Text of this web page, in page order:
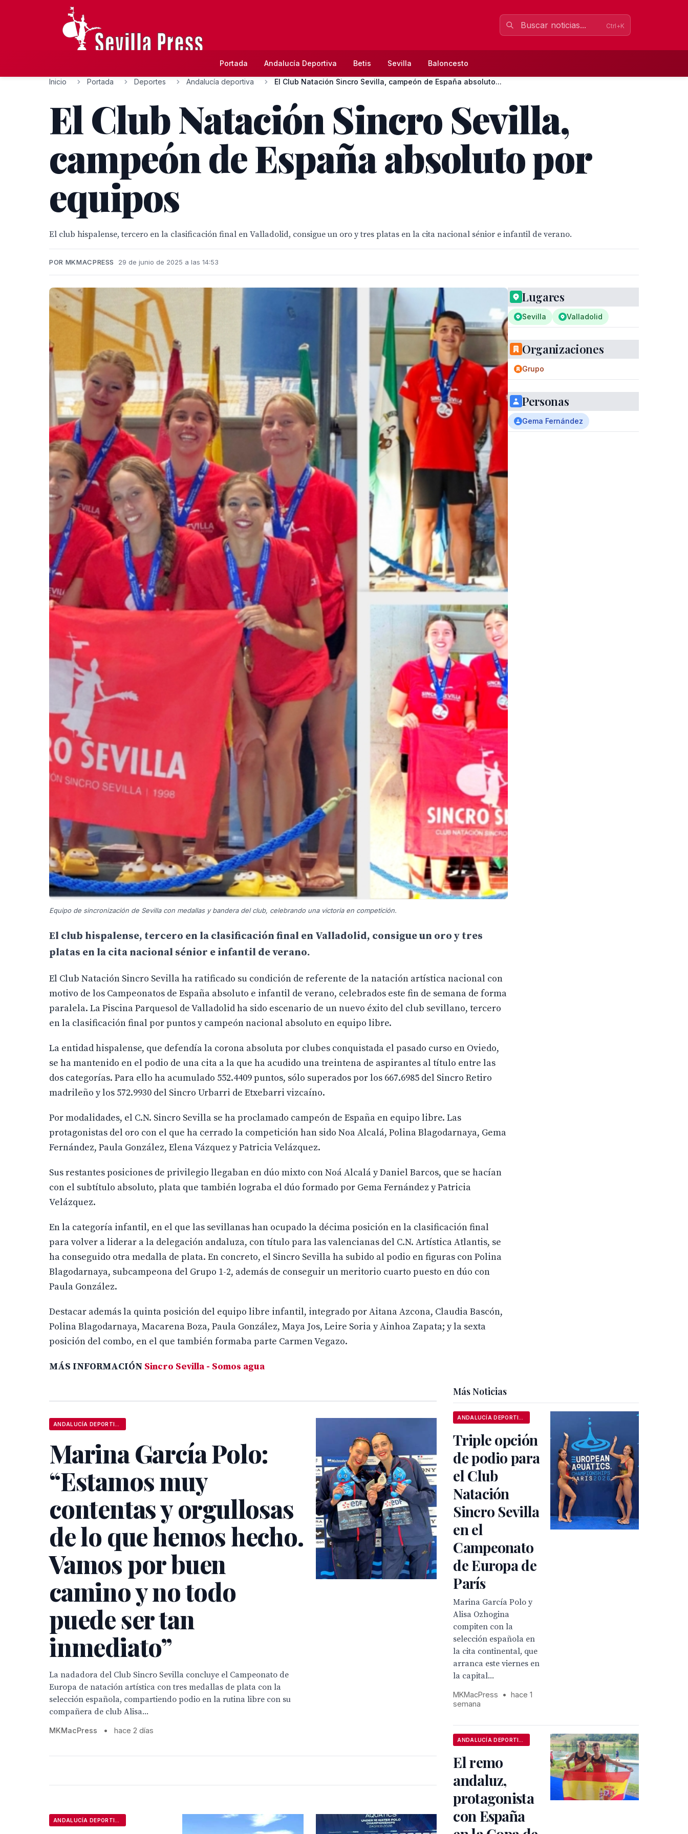
Ctrl+K
Portada Andalucía Deportiva Betis Sevilla Baloncesto
Inicio Portada Deportes Andalucía deportiva El Club Natación Sincro Sevilla, campeón de España absoluto...
El Club Natación Sincro Sevilla,
campeón de España absoluto por
equipos
El club hispalense, tercero en la clasificación final en Valladolid, consigue un oro y tres platas en la cita nacional sénior e infantil de verano.
POR MKMACPRESS 29 de junio de 2025 a las 14:53
Equipo de sincronización de Sevilla con medallas y bandera del club, celebrando una victoria en competición.
El club hispalense, tercero en la clasificación final en Valladolid, consigue un oro y tres
platas en la cita nacional sénior e infantil de verano.
El Club Natación Sincro Sevilla ha ratificado su condición de referente de la natación artística nacional con
motivo de los Campeonatos de España absoluto e infantil de verano, celebrados este fin de semana de forma
paralela. La Piscina Parquesol de Valladolid ha sido escenario de un nuevo éxito del club sevillano, tercero
en la clasificación final por puntos y campeón nacional absoluto en equipo libre.
La entidad hispalense, que defendía la corona absoluta por clubes conquistada el pasado curso en Oviedo,
se ha mantenido en el podio de una cita a la que ha acudido una treintena de aspirantes al título entre las
dos categorías. Para ello ha acumulado 552.4409 puntos, sólo superados por los 667.6985 del Sincro Retiro
madrileño y los 572.9930 del Sincro Urbarri de Etxebarri vizcaíno.
Por modalidades, el C.N. Sincro Sevilla se ha proclamado campeón de España en equipo libre. Las
protagonistas del oro con el que ha cerrado la competición han sido Noa Alcalá, Polina Blagodarnaya, Gema
Fernández, Paula González, Elena Vázquez y Patricia Velázquez.
Sus restantes posiciones de privilegio llegaban en dúo mixto con Noá Alcalá y Daniel Barcos, que se hacían
con el subtítulo absoluto, plata que también lograba el dúo formado por Gema Fernández y Patricia
Velázquez.
En la categoría infantil, en el que las sevillanas han ocupado la décima posición en la clasificación final
para volver a liderar a la delegación andaluza, con título para las valencianas del C.N. Artística Atlantis, se
ha conseguido otra medalla de plata. En concreto, el Sincro Sevilla ha subido al podio en figuras con Polina
Blagodarnaya, subcampeona del Grupo 1-2, además de conseguir un meritorio cuarto puesto en dúo con
Paula González.
Destacar además la quinta posición del equipo libre infantil, integrado por Aitana Azcona, Claudia Bascón,
Polina Blagodarnaya, Macarena Boza, Paula González, Maya Jos, Leire Soria y Ainhoa Zapata; y la sexta
posición del combo, en el que también formaba parte Carmen Vegazo.
MÁS INFORMACIÓN Sincro Sevilla - Somos agua
Lugares
Sevilla Valladolid
Organizaciones
Grupo
Personas
Gema Fernández
Marina García Polo:
“Estamos muy
contentas y orgullosas
de lo que hemos hecho.
Vamos por buen
camino y no todo
puede ser tan
inmediato”
La nadadora del Club Sincro Sevilla concluye el Campeonato de
Europa de natación artística con tres medallas de plata con la
selección española, compartiendo podio en la rutina libre con su
compañera de club Alisa...
MKMacPress • hace 2 días
Más Noticias
Triple opción
de podio para
el Club
Natación
Sincro Sevilla
en el
Campeonato
de Europa de
París
Marina García Polo y
Alisa Ozhogina
compiten con la
selección española en
la cita continental, que
arranca este viernes en
la capital...
MKMacPress •
hace 1
semana
El remo
andaluz,
protagonista
con España